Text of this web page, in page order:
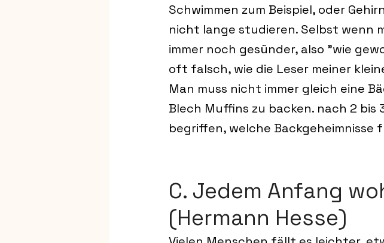
Schwimmen zum Beispiel, oder
nicht lange studieren. Selbst wenn
immer noch gesünder, also "wie
oft falsch, wie die Leser meiner
Man muss nicht immer gleich eine
Blech Muffins zu backen. nach 2
begriffen, welche Backgeheimnisse
C. Jedem Anfang
(Hermann Hesse)